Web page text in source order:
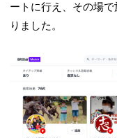
ートに行え、その場
りました。